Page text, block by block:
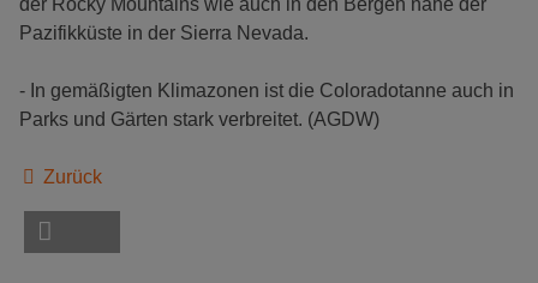
Pazifikküste in der Sierra Nevada.
- In gemäßigten Klimazonen ist die Coloradotanne auch in
Parks und Gärten stark verbreitet. (AGDW)
Zurück